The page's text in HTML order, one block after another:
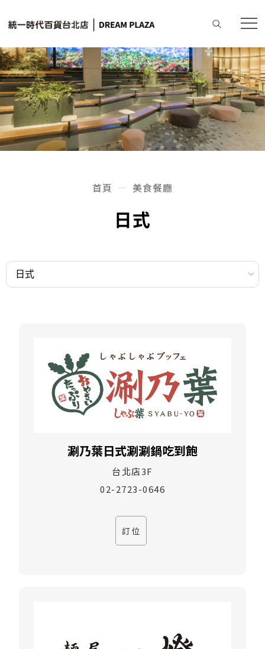
日式
首頁 美食餐廳
涮乃葉日式涮涮鍋吃到飽
台北店3F
02-2723-0646
訂位